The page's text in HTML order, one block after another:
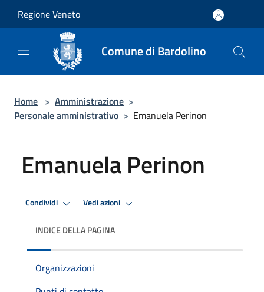
Regione Veneto
Comune di Bardolino
Home > Amministrazione >
Personale amministrativo > Emanuela Perinon
Emanuela Perinon
Condividi Vedi azioni
INDICE DELLA PAGINA
Organizzazioni